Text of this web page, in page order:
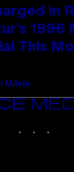
in
1996
This
Milam